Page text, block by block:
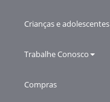
Crianças e adolescentes
Trabalhe Conosco
Compras